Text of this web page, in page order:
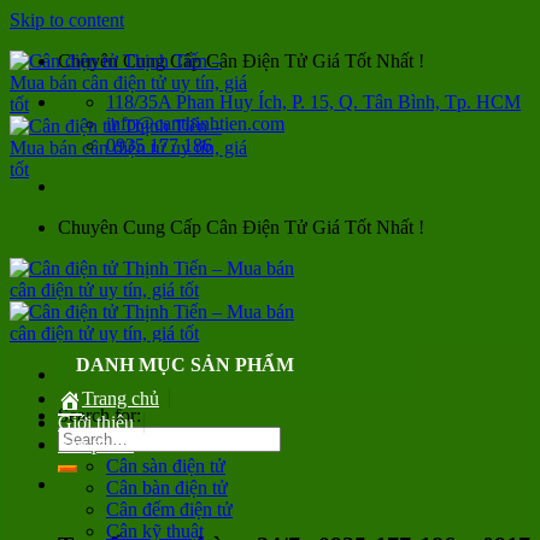
Skip to content
Chuyên Cung Cấp Cân Điện Tử Giá Tốt Nhất !
118/35A Phan Huy Ích, P. 15, Q. Tân Bình, Tp. HCM
info@canthinhtien.com
0935 177 186
Chuyên Cung Cấp Cân Điện Tử Giá Tốt Nhất !
Search for:
DANH MỤC SẢN PHẨM
Trang chủ
Giới thiệu
Sản phẩm
Cân sàn điện tử
Cân bàn điện tử
Cân đếm điện tử
Cân kỹ thuật